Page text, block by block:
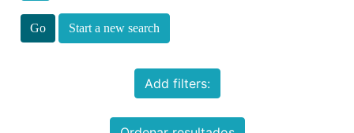
Start a new search
Add filters: